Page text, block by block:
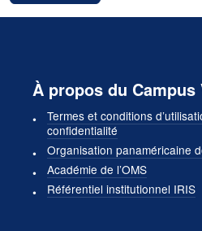
À propos du Campus
Termes et conditions
confidentialité
Organisation panaméricaine
Académie de l’OMS
Référentiel institutionnel IRIS